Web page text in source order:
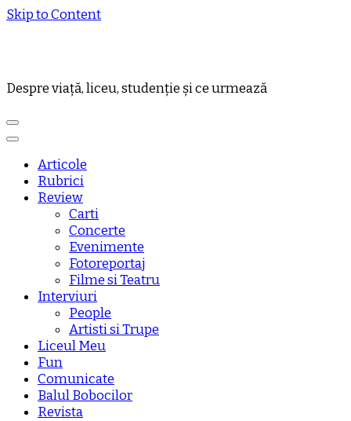
Skip to Content
Despre viață, liceu, studenție și ce urmează
Articole
Rubrici
Review
Carti
Concerte
Evenimente
Fotoreportaj
Filme si Teatru
Interviuri
People
Artisti si Trupe
Liceul Meu
Fun
Comunicate
Balul Bobocilor
Revista